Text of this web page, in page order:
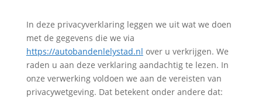
In deze privacyverklaring leggen we uit wat we doen
met de gegevens die we via
https://autobandenlelystad.nl over u verkrijgen. We
raden u aan deze verklaring aandachtig te lezen. In
onze verwerking voldoen we aan de vereisten van
privacywetgeving. Dat betekent onder andere dat: